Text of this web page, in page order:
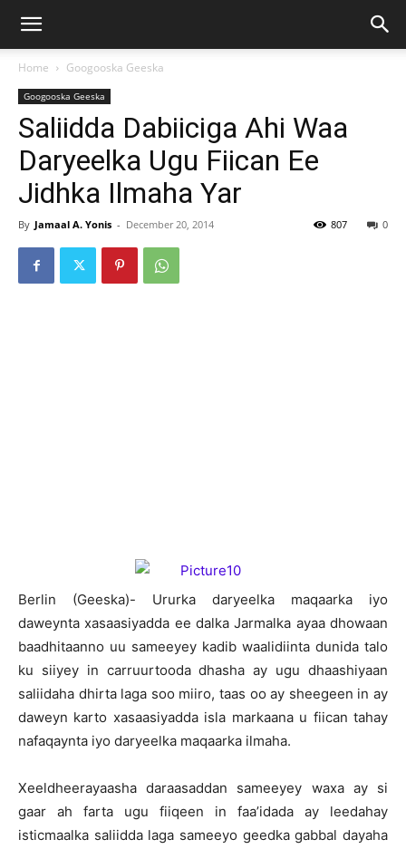
Home Googooska Geeska
Googooska Geeska
Saliidda Dabiiciga Ahi Waa
Daryeelka Ugu Fiican Ee
Jidhka Ilmaha Yar
By Jamaal A. Yonis - December 20, 2014 0
807
Berlin (Geeska)- Ururka daryeelka maqaarka iyo
daweynta xasaasiyadda ee dalka Jarmalka ayaa dhowaan
baadhitaanno uu sameeyey kadib waalidiinta dunida talo
ku siiyey in carruurtooda dhasha ay ugu dhaashiyaan
saliidaha dhirta laga soo miiro, taas oo ay sheegeen in ay
daweyn karto xasaasiyadda isla markaana u fiican tahay
nafaqaynta iyo daryeelka maqaarka ilmaha.
Xeeldheerayaasha daraasaddan sameeyey waxa ay si
gaar ah farta ugu fiiqeen in faa’idada ay leedahay
isticmaalka saliidda laga sameeyo geedka gabbal dayaha